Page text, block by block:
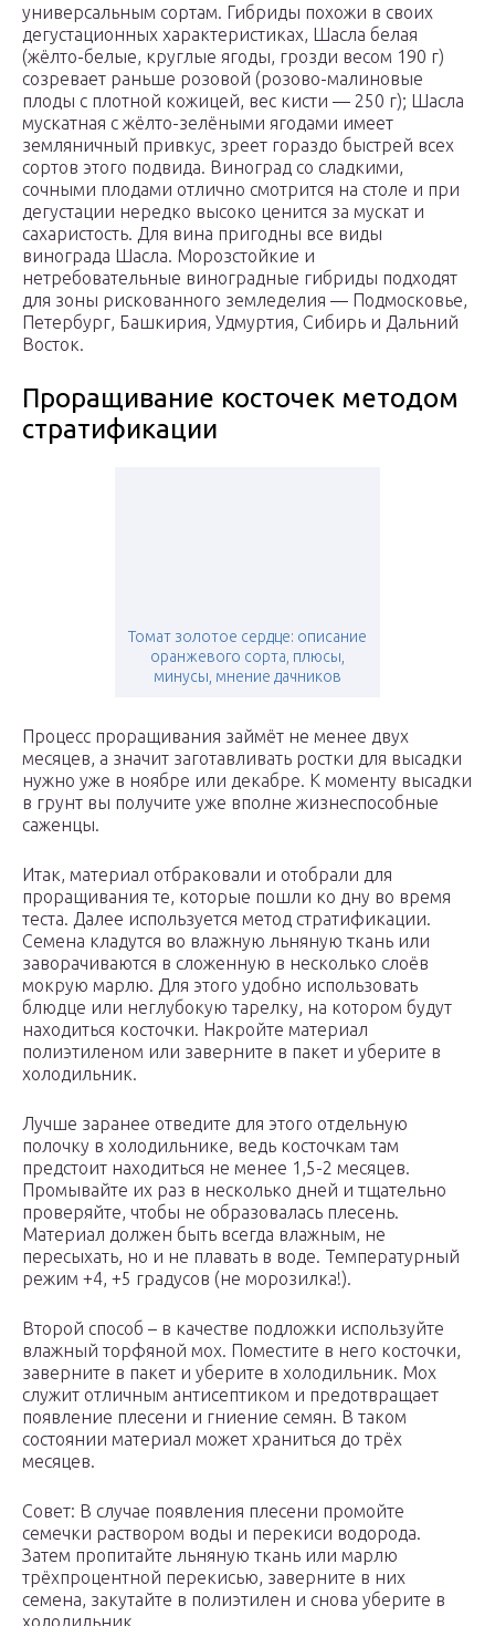
универсальным сортам. Гибриды похожи в своих
дегустационных характеристиках, Шасла белая
(жёлто-белые, круглые ягоды, грозди весом 190 г)
созревает раньше розовой (розово-малиновые
плоды с плотной кожицей, вес кисти — 250 г); Шасла
мускатная с жёлто-зелёными ягодами имеет
земляничный привкус, зреет гораздо быстрей всех
сортов этого подвида. Виноград со сладкими,
сочными плодами отлично смотрится на столе и при
дегустации нередко высоко ценится за мускат и
сахаристость. Для вина пригодны все виды
винограда Шасла. Морозстойкие и
нетребовательные виноградные гибриды подходят
для зоны рискованного земледелия — Подмосковье,
Петербург, Башкирия, Удмуртия, Сибирь и Дальний
Восток.
Проращивание косточек методом
стратификации
Томат золотое сердце: описание
оранжевого сорта, плюсы,
минусы, мнение дачников
Процесс проращивания займёт не менее двух
месяцев, а значит заготавливать ростки для высадки
нужно уже в ноябре или декабре. К моменту высадки
в грунт вы получите уже вполне жизнеспособные
саженцы.
Итак, материал отбраковали и отобрали для
проращивания те, которые пошли ко дну во время
теста. Далее используется метод стратификации.
Семена кладутся во влажную льняную ткань или
заворачиваются в сложенную в несколько слоёв
мокрую марлю. Для этого удобно использовать
блюдце или неглубокую тарелку, на котором будут
находиться косточки. Накройте материал
полиэтиленом или заверните в пакет и уберите в
холодильник.
Лучше заранее отведите для этого отдельную
полочку в холодильнике, ведь косточкам там
предстоит находиться не менее 1,5-2 месяцев.
Промывайте их раз в несколько дней и тщательно
проверяйте, чтобы не образовалась плесень.
Материал должен быть всегда влажным, не
пересыхать, но и не плавать в воде. Температурный
режим +4, +5 градусов (не морозилка!).
Второй способ – в качестве подложки используйте
влажный торфяной мох. Поместите в него косточки,
заверните в пакет и уберите в холодильник. Мох
служит отличным антисептиком и предотвращает
появление плесени и гниение семян. В таком
состоянии материал может храниться до трёх
месяцев.
Совет: В случае появления плесени промойте
семечки раствором воды и перекиси водорода.
Затем пропитайте льняную ткань или марлю
трёхпроцентной перекисью, заверните в них
семена, закутайте в полиэтилен и снова уберите в
холодильник.